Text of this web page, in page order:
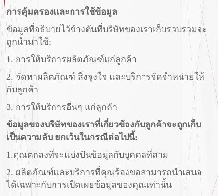
การคุ้มครองและการใช้ข้อมูล
ข้อมูลที่อธิบายไว้ข้างต้นที่บริษัทของเราเก็บรวบรวมจะ
ถูกนำมาใช้:
1. การให้บริการผลิตภัณฑ์แก่ลูกค้า
2. จัดหาผลิตภัณฑ์ สิ่งจูงใจ และบริการจัดจำหน่ายให้
กับลูกค้า
3. การให้บริการอื่นๆ แก่ลูกค้า
ข้อมูลของบริษัทของเราที่เกี่ยวข้องกับลูกค้าจะถูกเก็บ
เป็นความลับ ยกเว้นในกรณีต่อไปนี้:
1.คุณตกลงที่จะแบ่งปันข้อมูลกับบุคคลที่สาม
2. ผลิตภัณฑ์และบริการที่คุณร้องขอสามารถนำเสนอ
ได้เฉพาะกับการเปิดเผยข้อมูลของคุณเท่านั้น